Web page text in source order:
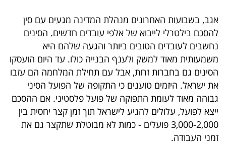
אגב, בשבועות האחרונים מנהלת המדינה מגעים עם סין
להסכם בילטרלי לייבוא של אלפי עובדים חדשים. הסינים
נחשבים לעובדים הטובים ביותר והגעה שלהם היא
משמעותית מאוד למשק ולענף הבנייה כולו. עד היום הועסקו
הסינים גם בחברות זרות, אבל עם תחילת המלחמה הם עזבו
את ישראל. היזמים טוענים כי התקופה של הפועל הסיני
גבוהה מאוד לעומת התפוקה של פועל פלסטיני. אם ההסכם
ייצא לפועל, עלולים להגיע לישראל תוך זמן קצר יחסית בין
3,000-2,000 פועלים - כמות לא מבוטלת שתקצר גם את
זמני העבודה.